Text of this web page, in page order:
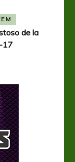
de la
17